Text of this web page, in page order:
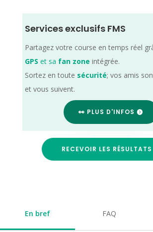
Services exclusifs FMS
Partagez votre course en temps réel
GPS et sa fan zone intégrée.
Sortez en toute sécurité; vos amis
et vous suivent.
👀 PLUS D'INFOS
RECEVOIR LES RÉSULTATS
En bref FAQ